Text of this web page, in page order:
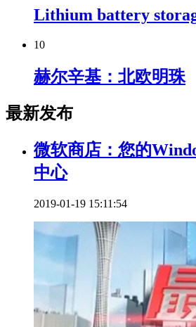
Lithium battery
10
赫尔辛基：北欧明珠
最新发布
微软商店：您的
中心
2019-01-19 15:11:54